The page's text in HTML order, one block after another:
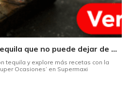
Tres cócteles con tequila que no puede dejar de probar gracias a nuestra IA.
tequila y explore más recetas con la
Ocasiones’ en Supermaxi